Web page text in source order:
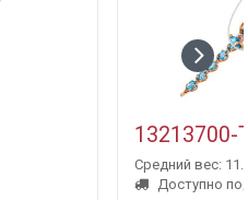
13213700-
Средний вес:
Доступно